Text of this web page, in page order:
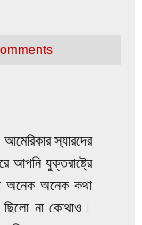
স্যারদের
আপনি যুক্তরাষ্ট্রে
অনেক অনেক কথা
না কোথাও।